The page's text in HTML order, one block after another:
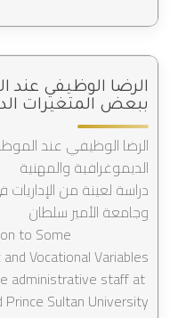
الرضا الوظيفي عند
ببعض المتغيرات
الرضا الوظيفي عند
الديموغرافية والمهنية
دراسة لعينة من
وجامعة الأمير سلطان
to Some
Vocational Variables
administrative staff at
Prince Sultan University